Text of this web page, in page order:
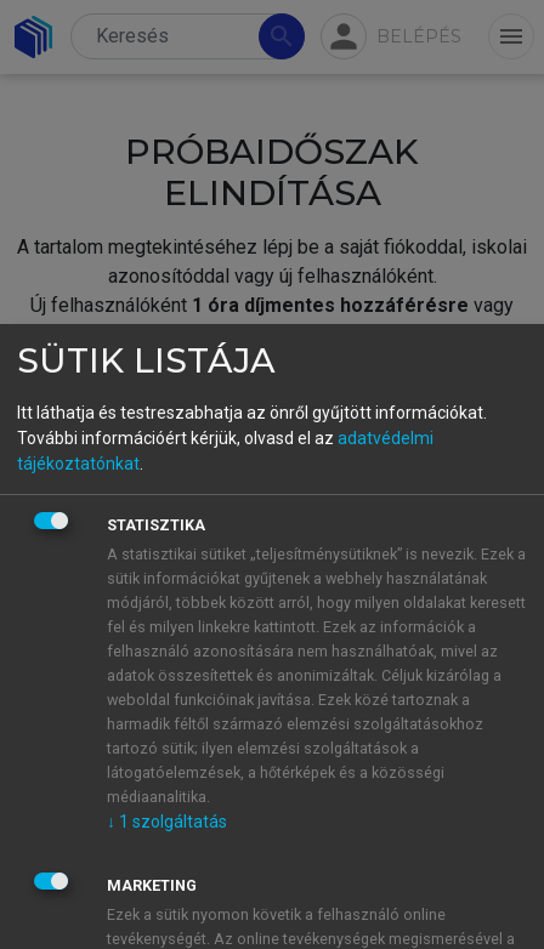
search person BELÉPÉS menu
PRÓBAIDŐSZAK
ELINDÍTÁSA
A tartalom megtekintéséhez lépj be a saját fiókoddal, iskolai
azonosítóddal vagy új felhasználóként.
Új felhasználóként 1 óra díjmentes hozzáférésre vagy
fiókoddal,vagy hozz létre új fiókot.
A regisztráció után apróbaidőszakautomatikusan
BELÉPÉS SAJÁT FIÓKKAL
ÚJ FIÓK LÉTREHOZÁSA
1 óra díjmentes hozzáférés
E-MAIL-CÍM
JELSZÓ
SÜTIK LISTÁJA
Itt láthatja és testreszabhatja az önről gyűjtött információkat.
További információért kérjük, olvasd el az adatvédelmi
tájékoztatónkat
STATISZTIKA
A statisztikai sütiket „teljesítménysütiknek” is nevezik. Ezek a
sütik információkat gyűjtenek a webhely használatának
módjáról, többek között arról, hogy milyen oldalakat keresett
fel és milyen linkekre kattintott. Ezek az információk a
felhasználó azonosítására nem használhatóak, mivel az
adatok összesítettek és anonimizáltak. Céljuk kizárólag a
weboldal funkcióinak javítása. Ezek közé tartoznak a
harmadik féltől származó elemzési szolgáltatásokhoz
tartozó sütik; ilyen elemzési szolgáltatások a
látogatóelemzések, a hőtérképek és a közösségi
médiaanalitika.
↓ 1 szolgáltatás
MARKETING
Ezek a sütik nyomon követik a felhasználó online
tevékenységét. Az online tevékenységek megismerésével a